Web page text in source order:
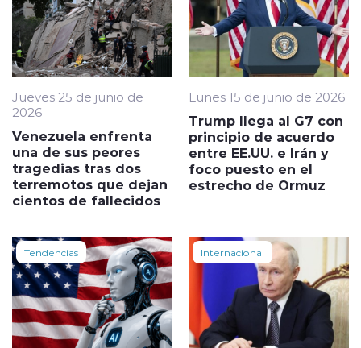
Jueves 25 de junio de
2026
Venezuela enfrenta
una de sus peores
tragedias tras dos
terremotos que dejan
cientos de fallecidos
Lunes 15 de junio de 2026
Trump llega al G7 con
principio de acuerdo
entre EE.UU. e Irán y
foco puesto en el
estrecho de Ormuz
Tendencias Internacional